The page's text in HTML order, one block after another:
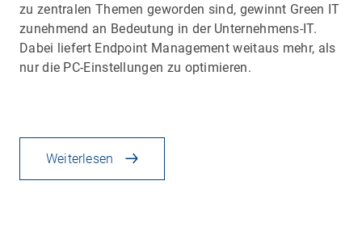
zu zentralen Themen geworden sind, gewinnt Green IT
zunehmend an Bedeutung in der Unternehmens-IT.
Dabei liefert Endpoint Management weitaus mehr, als
nur die PC-Einstellungen zu optimieren.
Weiterlesen